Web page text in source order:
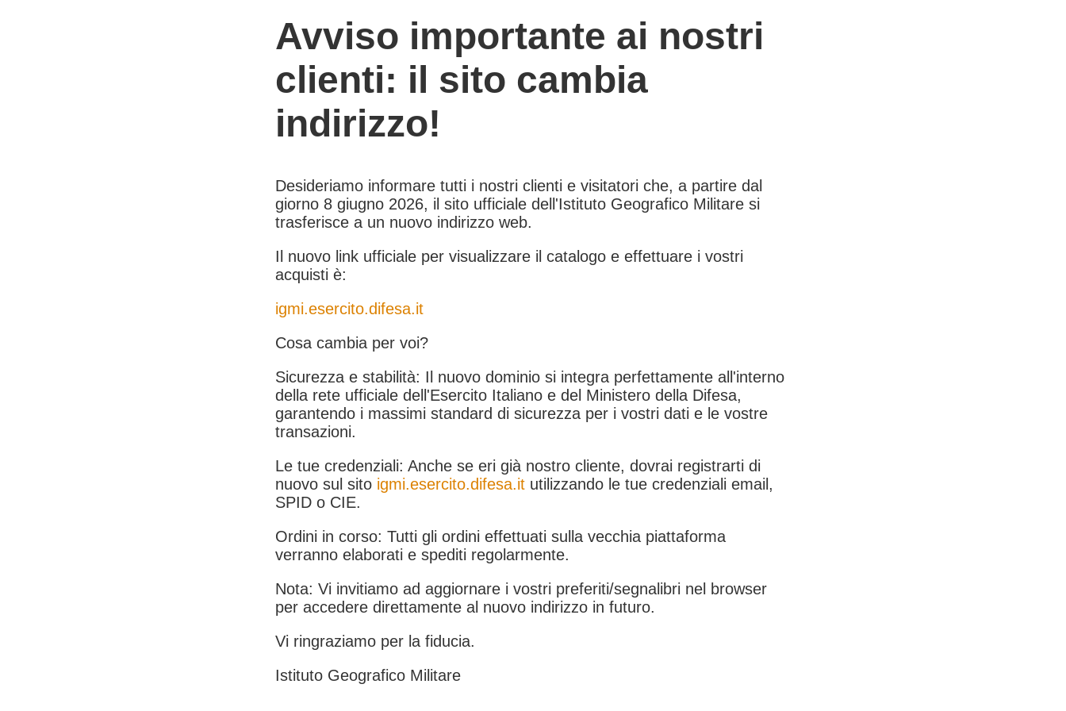
Avviso importante ai nostri
clienti: il sito cambia
indirizzo!
Desideriamo informare tutti i nostri clienti e visitatori che, a partire dal
giorno 8 giugno 2026, il sito ufficiale dell'Istituto Geografico Militare si
trasferisce a un nuovo indirizzo web.
Il nuovo link ufficiale per visualizzare il catalogo e effettuare i vostri
acquisti è:
igmi.esercito.difesa.it
Cosa cambia per voi?
Sicurezza e stabilità: Il nuovo dominio si integra perfettamente all'interno
della rete ufficiale dell'Esercito Italiano e del Ministero della Difesa,
garantendo i massimi standard di sicurezza per i vostri dati e le vostre
transazioni.
Le tue credenziali: Anche se eri già nostro cliente, dovrai registrarti di
nuovo sul sito igmi.esercito.difesa.it utilizzando le tue credenziali email,
SPID o CIE.
Ordini in corso: Tutti gli ordini effettuati sulla vecchia piattaforma
verranno elaborati e spediti regolarmente.
Nota: Vi invitiamo ad aggiornare i vostri preferiti/segnalibri nel browser
per accedere direttamente al nuovo indirizzo in futuro.
Vi ringraziamo per la fiducia.
Istituto Geografico Militare